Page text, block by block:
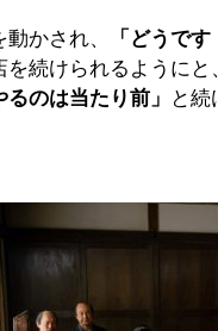
かされ、 「どうで
続けられるようにと
のは当たり前」
と続